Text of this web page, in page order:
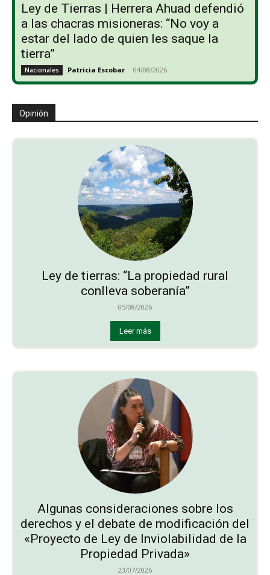
Ley de Tierras | Herrera Ahuad defendió
a las chacras misioneras: “No voy a
estar del lado de quien les saque la
tierra”
Nacionales Patricia Escobar - 04/08/2026
Opinión
Ley de tierras: “La propiedad rural
conlleva soberanía”
05/08/2026
Leer más
Algunas consideraciones sobre los
derechos y el debate de modificación del
«Proyecto de Ley de Inviolabilidad de la
Propiedad Privada»
23/07/2026